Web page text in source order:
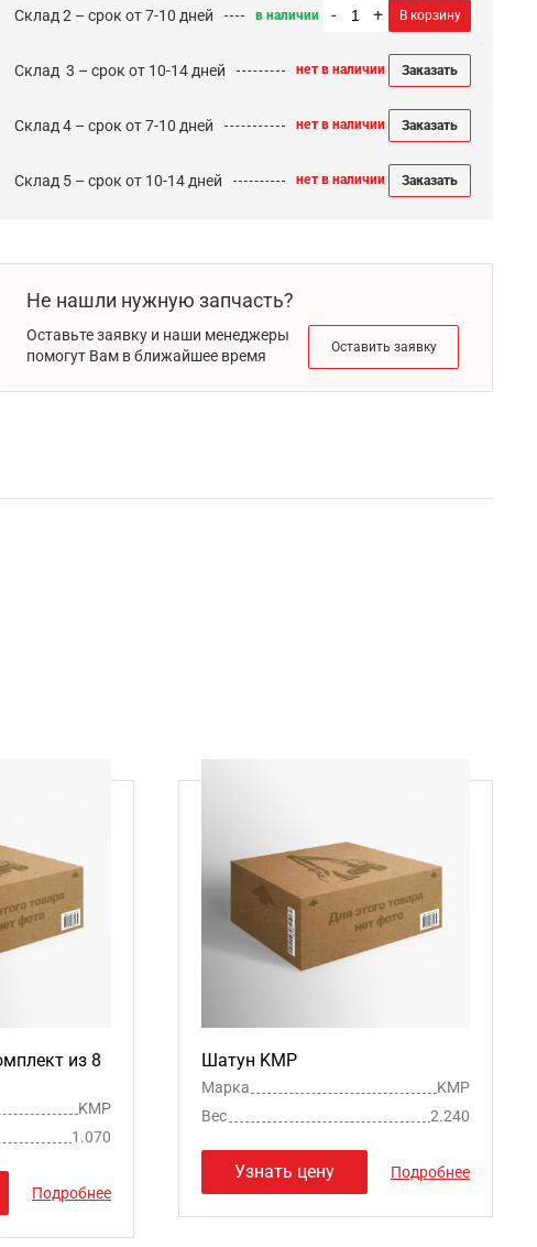
Склад 2 – срок от 7-10 дней в наличии - + В корзину
Cклад 3 – срок от 10-14 дней нет в наличии Заказать
Склад 4 – срок от 7-10 дней нет в наличии Заказать
Склад 5 – срок от 10-14 дней нет в наличии Заказать
Не нашли нужную запчасть?
Оставьте заявку и наши менеджеры
помогут Вам в ближайшее время
Оставить заявку
из 8
KMP
1.070
Подробнее
Шатун KMP
Марка
KMP
Вес
2.240
Узнать цену Подробнее